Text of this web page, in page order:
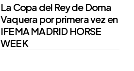
La Copa del Rey de Doma
Vaquera por primera vez en
IFEMA MADRID HORSE
WEEK